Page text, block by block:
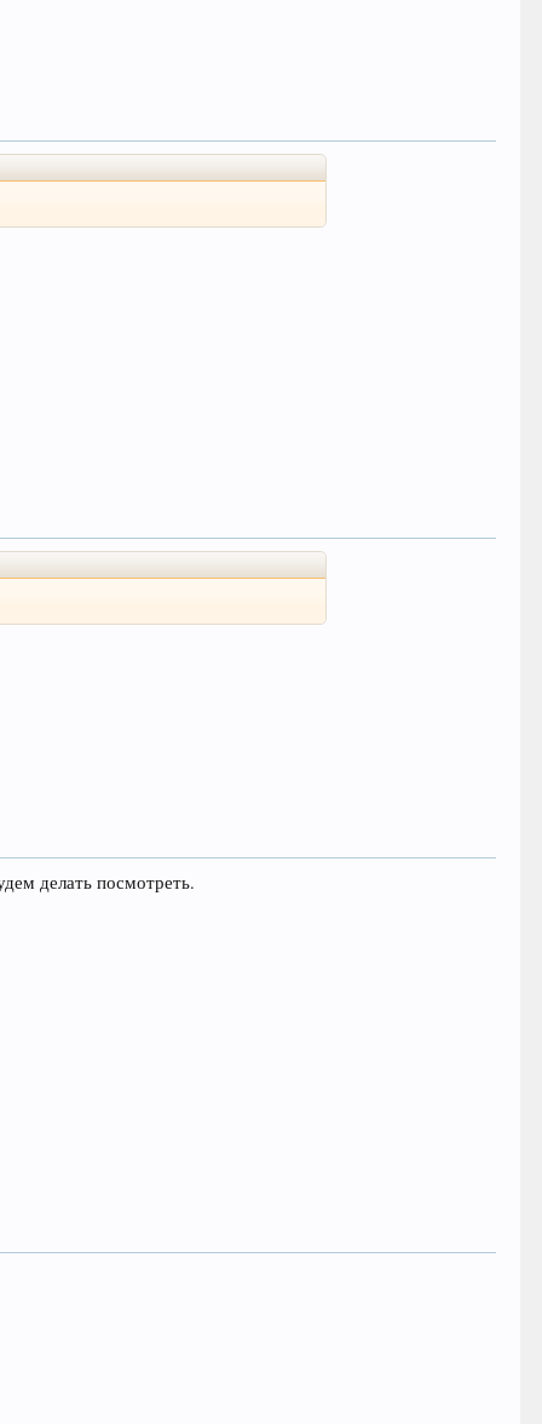
делать посмотреть.